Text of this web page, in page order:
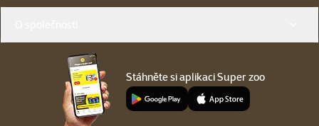
Stáhněte si aplikaci Super zoo